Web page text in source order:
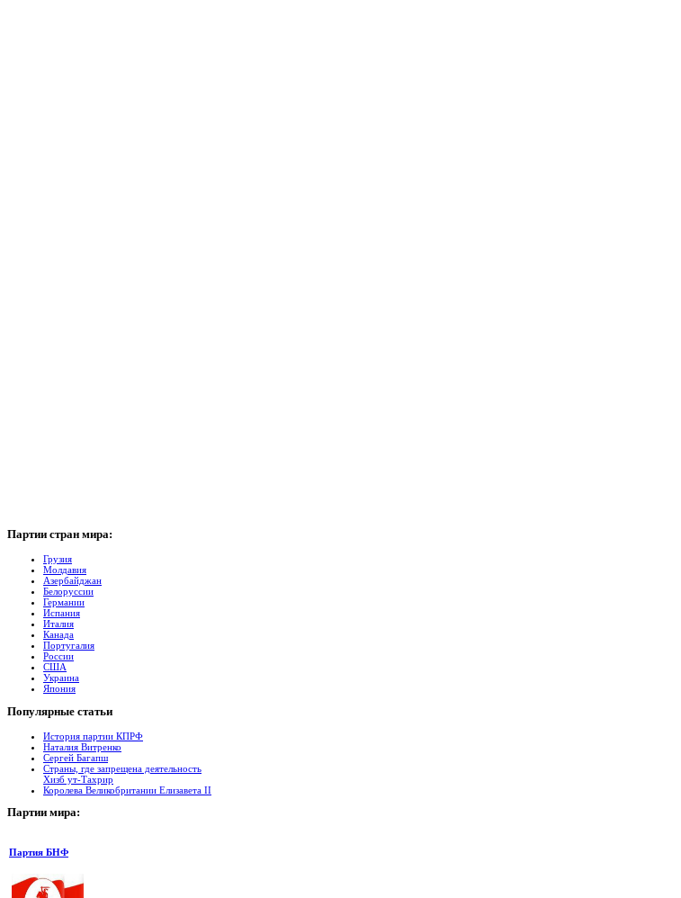
Партии стран мира:
Грузия
Молдавия
Азербайджан
Белоруссии
Германии
Испания
Италия
Канада
Португалия
России
США
Украина
Япония
Популярные cтатьи
История партии КПРФ
Наталия Витренко
Сергей Багапш
Страны, где запрещена деятельность
Хизб ут-Тахрир
Королева Великобритании Елизавета II
Партии мира:
Партия БНФ